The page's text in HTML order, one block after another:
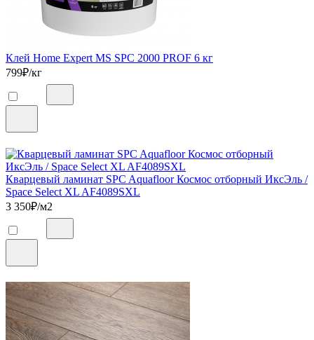
Клей Home Expert MS SPC 2000 PROF 6 кг
799₽/кг
Кварцевый ламинат SPC Aquafloor Космос отборный ИксЭль /
Space Select XL AF4089SXL
3 350₽/м2